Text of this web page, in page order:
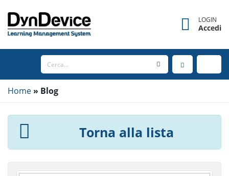
LOGIN
Accedi
Home Blog
Torna alla lista